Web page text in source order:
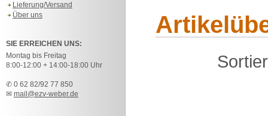
Lieferung/Versand
Über uns
SIE ERREICHEN UNS:
Montag bis Freitag
8:00-12:00 + 14:00-18:00 Uhr
✆ 0 62 82/92 77 850
✉ mail@ezv-weber.de